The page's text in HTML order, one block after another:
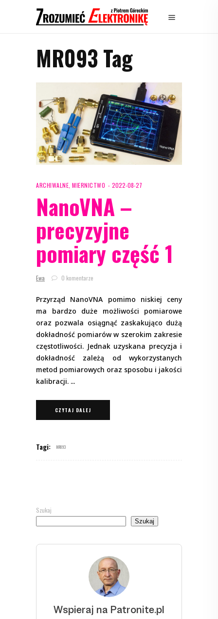
MR093 Tag
ARCHIWALNE MIERNICTWO 2022-08-27
NanoVNA –
precyzyjne
pomiary część 1
Ewa 0 komentarze
Przyrząd NanoVNA pomimo niskiej ceny
ma bardzo duże możliwości pomiarowe
oraz pozwala osiągnąć zaskakująco dużą
dokładność pomiarów w szerokim zakresie
częstotliwości. Jednak uzyskana precyzja i
dokładność zależą od wykorzystanych
metod pomiarowych oraz sposobu i jakości
kalibracji.
CZYTAJ DALEJ
Tagi: MR093
Szukaj
Szukaj